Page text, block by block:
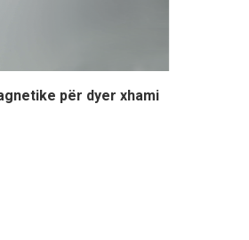
për dyer xhami